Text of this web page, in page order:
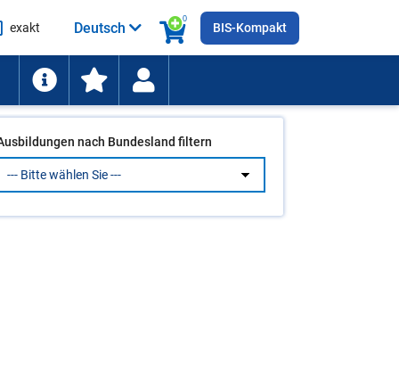
exakt
0
Deutsch BIS-Kompakt
nach Bundesland filtern